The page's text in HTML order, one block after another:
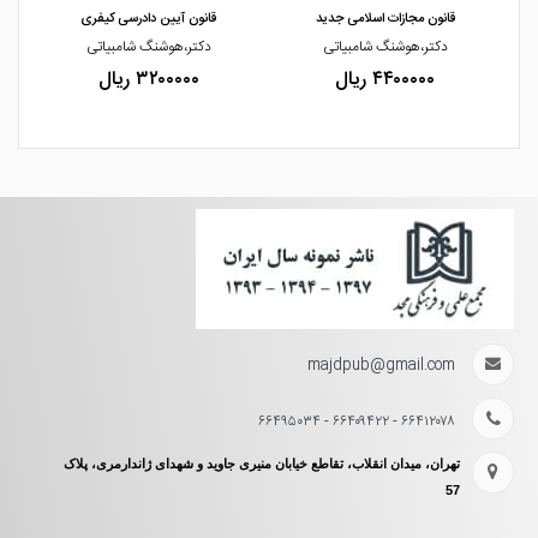
قانون مجازات اسلامی جدید
دکتر،هوشنگ شامبیاتی
۴۴۰۰۰۰۰ ریال
قانون آیین دادرسی کیفری
دکتر،هوشنگ شامبیاتی
۳۲۰۰۰۰۰ ریال
majdpub@gmail.com
۶۶۴۱۲۰۷۸ - ۶۶۴۰۹۴۲۲ - ۶۶۴۹۵۰۳۴
تهران، میدان انقلاب، تقاطع خیابان منیری جاوید و شهدای ژاندارمری، پلاک
57